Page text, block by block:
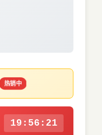
热销中
19:56:20